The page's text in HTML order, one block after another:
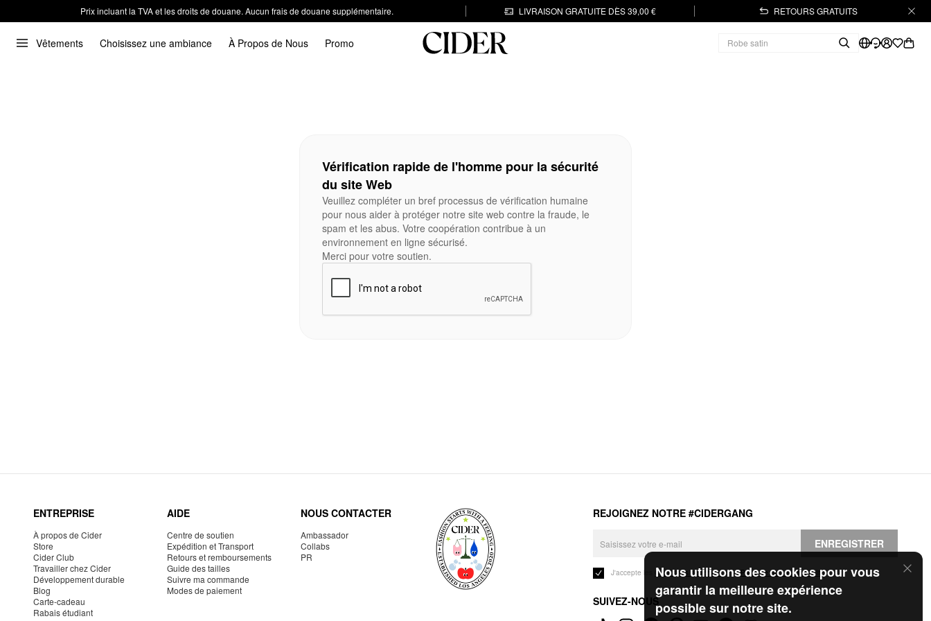
Prix incluant la TVA et les droits de douane. Aucun frais de douane supplémentaire. LIVRAISON GRATUITE DÈS 39,00 € RETOURS GRATUITS
Vêtements Choisissez une ambiance À Propos de Nous Promo
Nous utilisons des cookies pour vous
garantir la meilleure expérience
possible sur notre site.
Vérification rapide de l'homme pour la sécurité
du site Web
Veuillez compléter un bref processus de vérification humaine
pour nous aider à protéger notre site web contre la fraude, le
spam et les abus. Votre coopération contribue à un
environnement en ligne sécurisé.
Merci pour votre soutien.
ENTREPRISE
À propos de Cider
Store
Cider Club
Travailler chez Cider
Développement durable
Blog
Carte-cadeau
Rabais étudiant
AIDE
Centre de soutien
Expédition et Transport
Retours et remboursements
Guide des tailles
Suivre ma commande
Modes de paiement
NOUS CONTACTER
Ambassador
Collabs
PR
REJOIGNEZ NOTRE #CIDERGANG
ENREGISTRER
J'accepte les Conditions généraleset laPolitique de confidentialité.
SUIVEZ-NOUS